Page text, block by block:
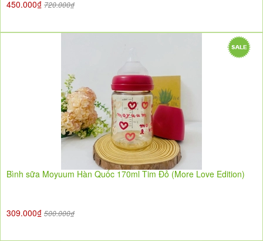
450.000₫ 720.000₫
Bình sữa Moyuum Hàn Quốc 170ml Tim Đỏ (More Love Edition)
309.000₫ 500.000₫